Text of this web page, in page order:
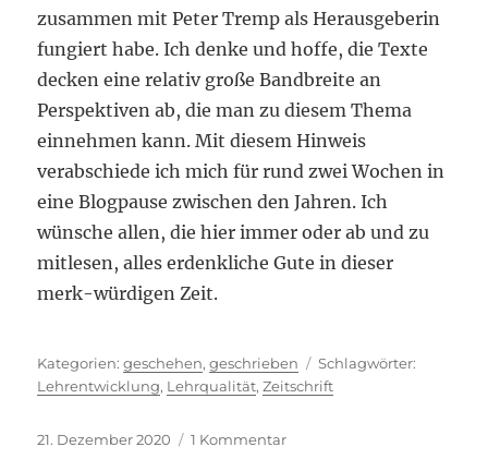
zusammen mit Peter Tremp als Herausgeberin
fungiert habe. Ich denke und hoffe, die Texte
decken eine relativ große Bandbreite an
Perspektiven ab, die man zu diesem Thema
einnehmen kann. Mit diesem Hinweis
verabschiede ich mich für rund zwei Wochen in
eine Blogpause zwischen den Jahren. Ich
wünsche allen, die hier immer oder ab und zu
mitlesen, alles erdenkliche Gute in dieser
merk-würdigen Zeit.
Kategorien
geschehen,geschrieben
Lehrentwicklung, Lehrqualität,Zeitschrift
Veröffentlicht
21. Dezember 2020 1 Kommentarzu